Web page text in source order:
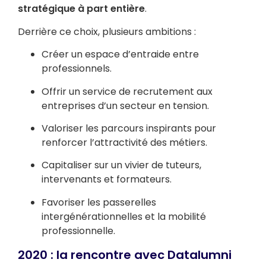
stratégique à part entière.
Derrière ce choix, plusieurs ambitions :
Créer un espace d’entraide entre
professionnels.
Offrir un service de recrutement aux
entreprises d’un secteur en tension.
Valoriser les parcours inspirants pour
renforcer l’attractivité des métiers.
Capitaliser sur un vivier de tuteurs,
intervenants et formateurs.
Favoriser les passerelles
intergénérationnelles et la mobilité
professionnelle.
2020 : la rencontre avec Datalumni